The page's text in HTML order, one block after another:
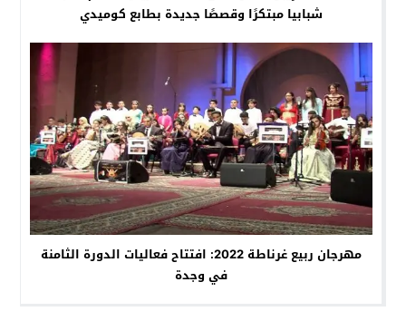
شبابيا مبتكرًا وقصصًا جديدة بطابع كوميدي
مهرجان ربيع غرناطة 2022: افتتاح فعاليات الدورة الثامنة
في وجدة